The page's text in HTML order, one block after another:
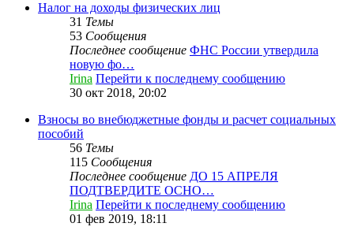
Налог на доходы физических лиц
31 Темы
53 Сообщения
Последнее сообщение ФНС России утвердила
новую фо…
Irina Перейти к последнему сообщению
30 окт 2018, 20:02
Взносы во внебюджетные фонды и расчет социальных
пособий
56 Темы
115 Сообщения
Последнее сообщение ДО 15 АПРЕЛЯ
ПОДТВЕРДИТЕ ОСНО…
Irina Перейти к последнему сообщению
01 фев 2019, 18:11